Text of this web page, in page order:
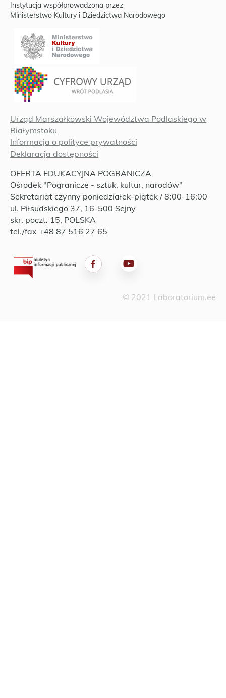
Instytucja współprowadzona przez
Ministerstwo Kultury i Dziedzictwa Narodowego
Urząd Marszałkowski Województwa Podlaskiego w
Białymstoku
Informacja o polityce prywatności
Deklaracja dostępności
OFERTA EDUKACYJNA POGRANICZA
Ośrodek "Pogranicze - sztuk, kultur, narodów"
Sekretariat czynny poniedziałek-piątek / 8:00-16:00
ul. Piłsudskiego 37, 16-500 Sejny
skr. poczt. 15, POLSKA
tel./fax +48 87 516 27 65
© 2021 Laboratorium.ee